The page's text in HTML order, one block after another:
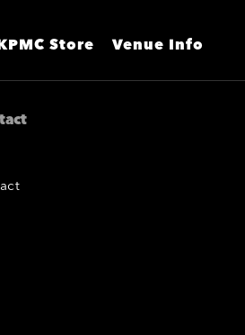
Store Venue Info